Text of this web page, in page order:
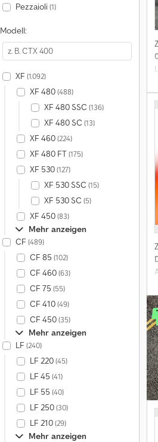
Pezzaioli(1)
Modell:
XF (1.092)
XF 480(488)
XF 480 SSC (136)
XF 480 SC (13)
XF 460(224)
XF 480 FT(175)
XF 530(127)
XF 530 SSC (15)
XF 530 SC (5)
XF 450(83)
Mehr anzeigen
CF (489)
CF 85 (102)
CF 460(63)
CF 75 (55)
CF 410(49)
CF 450(35)
Mehr anzeigen
LF (240)
LF 220(45)
LF 45 (41)
LF 55 (40)
LF 250(30)
LF 210(29)
Mehr anzeigen